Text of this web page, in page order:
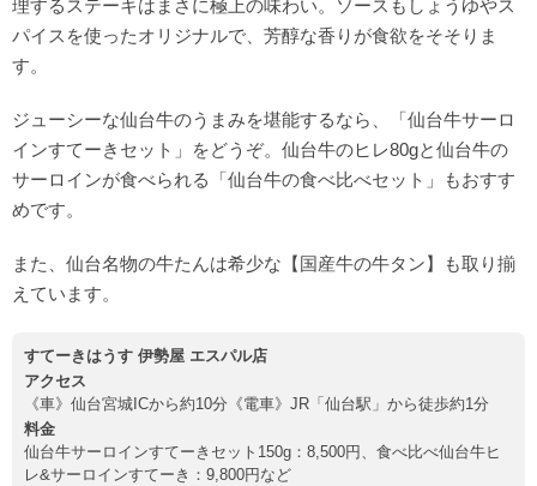
理するステーキはまさに極上の味わい。ソースもしょうゆやス
パイスを使ったオリジナルで、芳醇な香りが食欲をそそりま
す。
ジューシーな仙台牛のうまみを堪能するなら、「仙台牛サーロ
インすてーきセット」をどうぞ。仙台牛のヒレ80gと仙台牛の
サーロインが食べられる「仙台牛の食べ比べセット」もおすす
めです。
また、仙台名物の牛たんは希少な【国産牛の牛タン】も取り揃
えています。
すてーきはうす 伊勢屋 エスパル店
アクセス
《車》仙台宮城ICから約10分《電車》JR「仙台駅」から徒歩約1分
料金
仙台牛サーロインすてーきセット150g：8,500円、食べ比べ仙台牛ヒ
レ&サーロインすてーき：9,800円など